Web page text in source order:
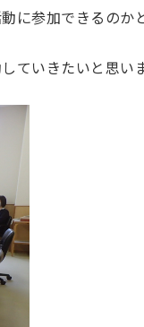
に参加できるのか
ていきたいと思いま